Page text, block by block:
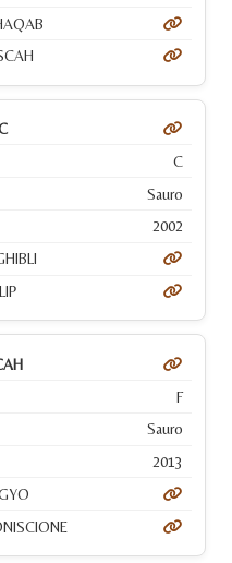
C
Sauro
2002
F
Sauro
2013